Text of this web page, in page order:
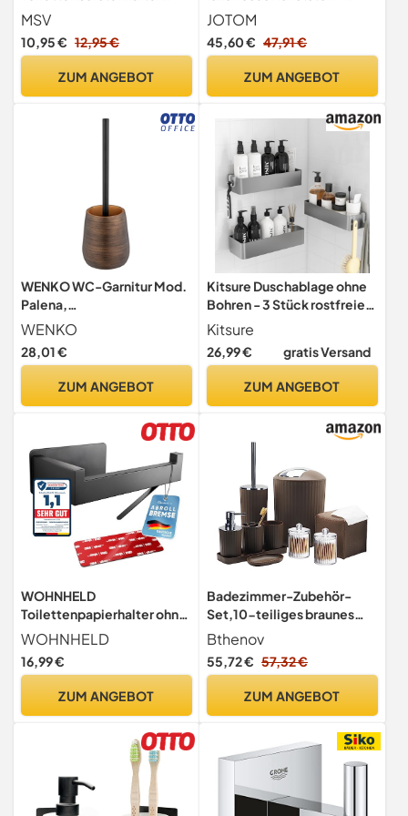
Toilettenbürstenbehälter
INAGUA – Toiletten-Set aus
Polystyrol Handbesen mit
Dunkelgrün
MSV
10,95 € 12,95 €
ZUM ANGEBOT
Badezimmer-Zubehör-Set
mit Mülleimer, WC-Bürste,
Zahnbürstenhalter, Becher,
Seifenspender (weiß)
JOTOM
45,60 € 47,91 €
ZUM ANGEBOT
WENKO WC-Garnitur Mod.
Palena,
Toilettenbürstenhalter aus
Polyresin, inkl.
Toilettenbürste mit
Bürstenkopf zur
12,5 x 37 cm, Bronze
WENKO
28,01 €
ZUM ANGEBOT
Kitsure Duschablage ohne
Bohren - 3 Stück rostfreie
Badezimmer Organizer,
schnell trocknende
Badregal ohne Bohren mit
langlebige Shampoo
Kitsure
26,99 € gratis Versand
ZUM ANGEBOT
WOHNHELD
Toilettenpapierhalter ohne
Bohren mit Abroll-Bremse
Schwarz
WOHNHELD
16,99 €
ZUM ANGEBOT
Badezimmer-Zubehör-
Set,10-teiliges braunes
Badezimmer-Zubehör-Set
mit Mülleimer,
Zahnbürstenhalter und
Seifenschale, WC-
Taschentuchbox
Abdeckung
Bthenov
55,72 € 57,32 €
ZUM ANGEBOT